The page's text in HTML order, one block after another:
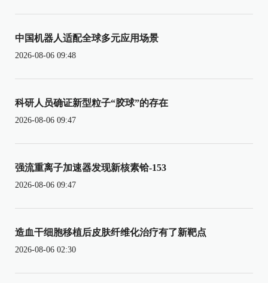
中国机器人适配全球多元应用场景
2026-08-06 09:48
科研人员确证新型粒子“胶球”的存在
2026-08-06 09:47
强流重离子加速器发现新核素铪-153
2026-08-06 09:47
造血干细胞移植后皮肤纤维化治疗有了新靶点
2026-08-06 02:30